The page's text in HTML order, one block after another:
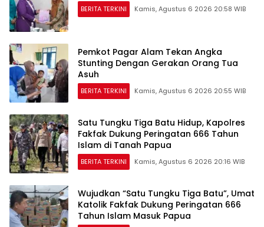
BERITA TERKINI Kamis, Agustus 6 2026 20:58 WIB
Pemkot Pagar Alam Tekan Angka
Stunting Dengan Gerakan Orang Tua
Asuh
BERITA TERKINI Kamis, Agustus 6 2026 20:55 WIB
Satu Tungku Tiga Batu Hidup, Kapolres
Fakfak Dukung Peringatan 666 Tahun
Islam di Tanah Papua
BERITA TERKINI Kamis, Agustus 6 2026 20:16 WIB
Wujudkan “Satu Tungku Tiga Batu”, Umat
Katolik Fakfak Dukung Peringatan 666
Tahun Islam Masuk Papua